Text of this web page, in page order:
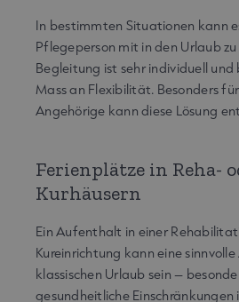
In bestimmten Situationen kann
Pflegeperson mit in den Urlaub
Begleitung ist sehr individuell und
Mass an Flexibilität. Besonders
Angehörige kann diese Lösung
Ferienplätze in Reha-
Kurhäusern
Ein Aufenthalt in einer
Kureinrichtung kann eine
klassischen Urlaub sein –
gesundheitliche Einschränkungen